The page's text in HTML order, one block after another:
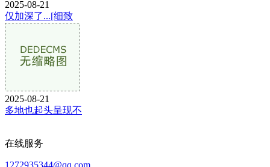
2025-08-21
仅加深了...[细致
2025-08-21
多地也起头呈现不
在线服务
1272935344@qq.com